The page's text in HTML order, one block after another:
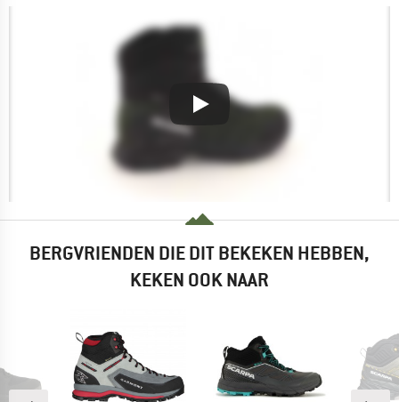
BERGVRIENDEN DIE DIT BEKEKEN HEBBEN,
KEKEN OOK NAAR